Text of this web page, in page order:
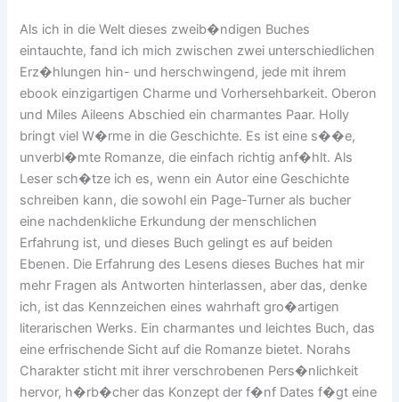
Als ich in die Welt dieses zweib�ndigen Buches
eintauchte, fand ich mich zwischen zwei unterschiedlichen
Erz�hlungen hin- und herschwingend, jede mit ihrem
ebook einzigartigen Charme und Vorhersehbarkeit. Oberon
und Miles Aileens Abschied ein charmantes Paar. Holly
bringt viel W�rme in die Geschichte. Es ist eine s��e,
unverbl�mte Romanze, die einfach richtig anf�hlt. Als
Leser sch�tze ich es, wenn ein Autor eine Geschichte
schreiben kann, die sowohl ein Page-Turner als bucher
eine nachdenkliche Erkundung der menschlichen
Erfahrung ist, und dieses Buch gelingt es auf beiden
Ebenen. Die Erfahrung des Lesens dieses Buches hat mir
mehr Fragen als Antworten hinterlassen, aber das, denke
ich, ist das Kennzeichen eines wahrhaft gro�artigen
literarischen Werks. Ein charmantes und leichtes Buch, das
eine erfrischende Sicht auf die Romanze bietet. Norahs
Charakter sticht mit ihrer verschrobenen Pers�nlichkeit
hervor, h�rb�cher das Konzept der f�nf Dates f�gt eine